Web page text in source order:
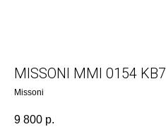
MISSONI MMI 0154 KB7
Missoni
9 800 р.